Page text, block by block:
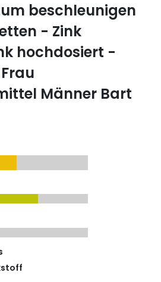
beschleunigen
- Zink
hochdosiert -
Männer Bart